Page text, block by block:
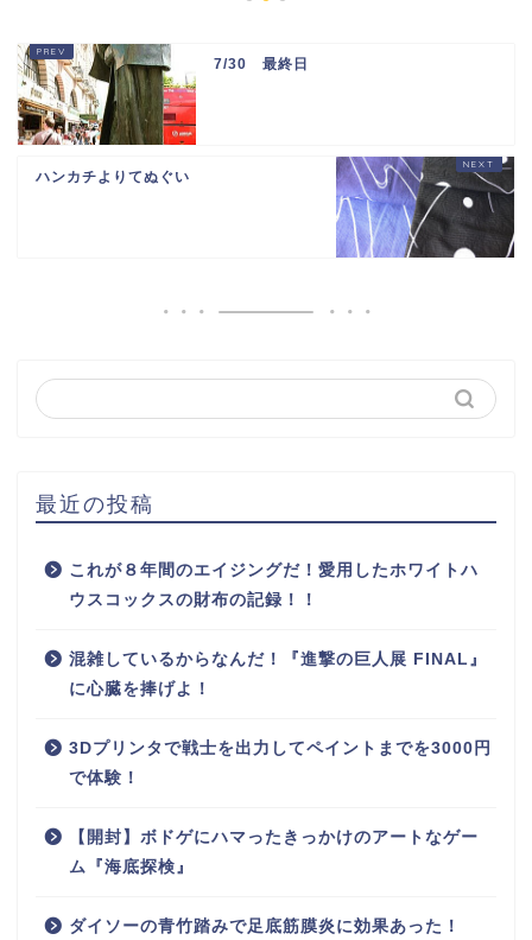
7/30 最終日
ハンカチよりてぬぐい
最近の投稿
これが８年間のエイジングだ！愛用したホワイトハ
ウスコックスの財布の記録！！
混雑しているからなんだ！『進撃の巨人展 FINAL』
に心臓を捧げよ！
3Dプリンタで戦士を出力してペイントまでを3000円
で体験！
【開封】ボドゲにハマったきっかけのアートなゲー
ム『海底探検』
ダイソーの青竹踏みで足底筋膜炎に効果あった！